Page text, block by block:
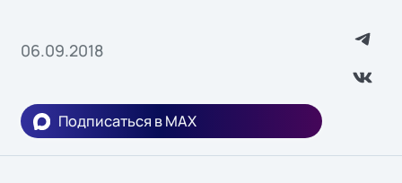
06.09.2018
Подписаться в MAX